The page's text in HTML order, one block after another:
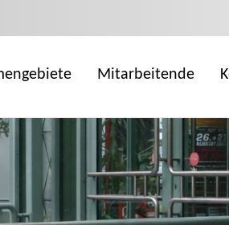
Mitarbeitende